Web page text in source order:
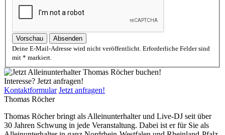
Vorschau
Absenden
Deine E-Mail-Adresse wird nicht veröffentlicht. Erforderliche Felder sind
mit * markiert.
Interesse? Jetzt anfragen!
Kontaktformular Jetzt anfragen!
Thomas Röcher
Thomas Röcher bringt als Alleinunterhalter und Live-DJ seit über
30 Jahren Schwung in jede Veranstaltung. Dabei ist er für Sie als